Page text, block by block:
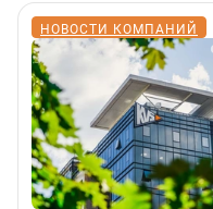
НОВОСТИ КОМПАНИЙ